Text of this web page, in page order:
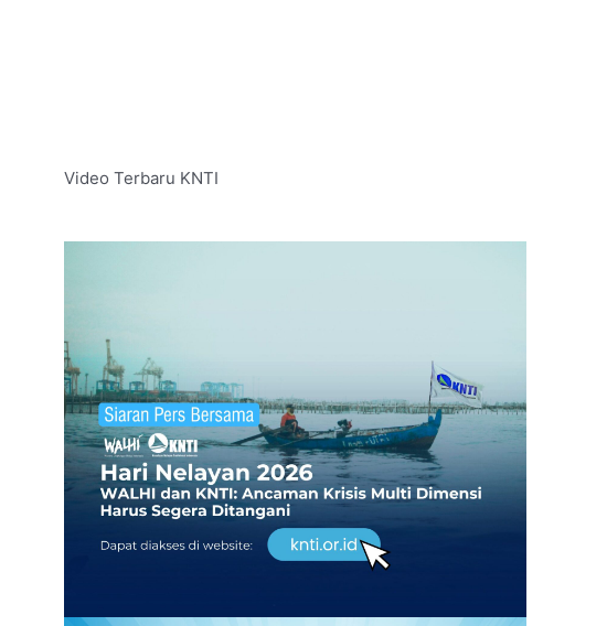
Video Terbaru KNTI